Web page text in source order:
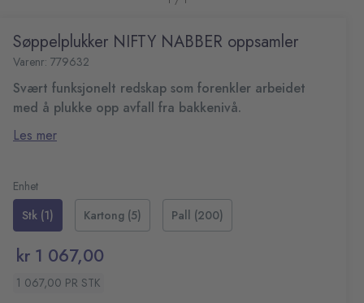
Søppelplukker NIFTY NABBER oppsamler
Varenr: 779632
Svært funksjonelt redskap som forenkler arbeidet
med å plukke opp avfall fra bakkenivå.
Har ergonomisk trigger-håndtak, vendbar klo og
magnetiske ender som gir høy fleksibilitet.
Les mer
Enhet
Stk (1)
Kartong (5) Pall (200)
kr 1 067,00
1 067,00 PR STK